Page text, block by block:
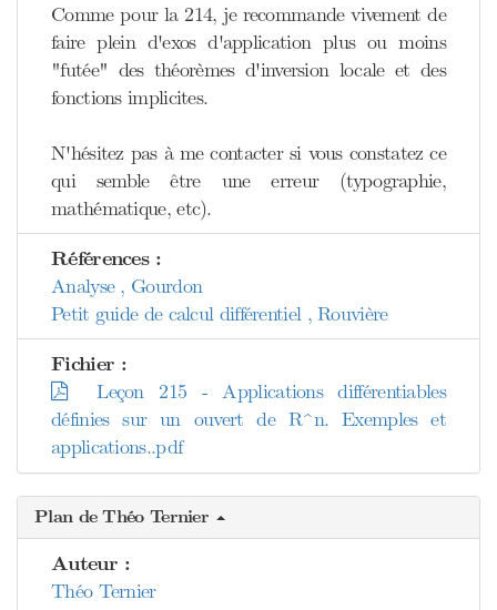
Comme pour la 214, je recommande vivement de
faire plein d'exos d'application plus ou moins
"futée" des théorèmes d'inversion locale et des
fonctions implicites.
N'hésitez pas à me contacter si vous constatez ce
qui semble être une erreur (typographie,
mathématique, etc).
Références :
Analyse , Gourdon
Petit guide de calcul différentiel , Rouvière
Fichier :
Leçon 215 - Applications différentiables
définies sur un ouvert de R^n. Exemples et
applications..pdf
Plan de Théo Ternier
Auteur :
Théo Ternier